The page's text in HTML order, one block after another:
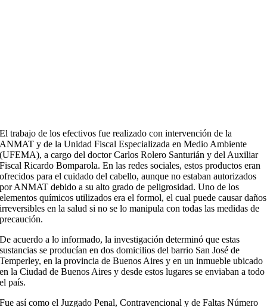
El trabajo de los efectivos fue realizado con intervención de la
ANMAT y de la Unidad Fiscal Especializada en Medio Ambiente
(UFEMA), a cargo del doctor Carlos Rolero Santurián y del Auxiliar
Fiscal Ricardo Bomparola. En las redes sociales, estos productos eran
ofrecidos para el cuidado del cabello, aunque no estaban autorizados
por ANMAT debido a su alto grado de peligrosidad. Uno de los
elementos químicos utilizados era el formol, el cual puede causar daños
irreversibles en la salud si no se lo manipula con todas las medidas de
precaución.
De acuerdo a lo informado, la investigación determinó que estas
sustancias se producían en dos domicilios del barrio San José de
Temperley, en la provincia de Buenos Aires y en un inmueble ubicado
en la Ciudad de Buenos Aires y desde estos lugares se enviaban a todo
el país.
Fue así como el Juzgado Penal, Contravencional y de Faltas Número